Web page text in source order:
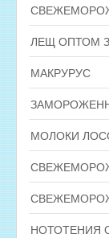
ЛЕЩ ОПТОМ
МАКРУРУС
МОЛОКИ
НОТОТЕНИЯ